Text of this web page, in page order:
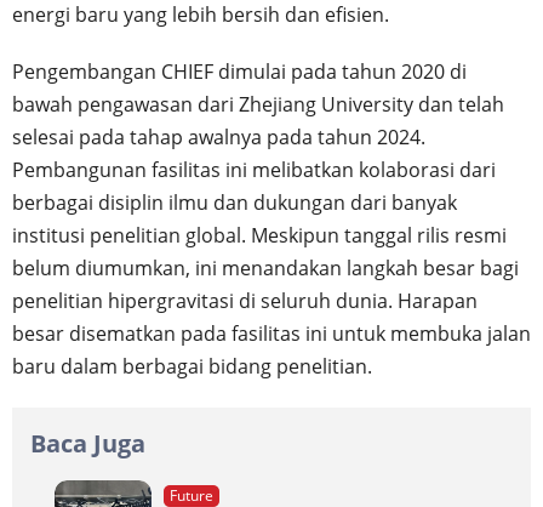
energi baru yang lebih bersih dan efisien.
Pengembangan CHIEF dimulai pada tahun 2020 di
bawah pengawasan dari Zhejiang University dan telah
selesai pada tahap awalnya pada tahun 2024.
Pembangunan fasilitas ini melibatkan kolaborasi dari
berbagai disiplin ilmu dan dukungan dari banyak
institusi penelitian global. Meskipun tanggal rilis resmi
belum diumumkan, ini menandakan langkah besar bagi
penelitian hipergravitasi di seluruh dunia. Harapan
besar disematkan pada fasilitas ini untuk membuka jalan
baru dalam berbagai bidang penelitian.
Baca Juga
Future